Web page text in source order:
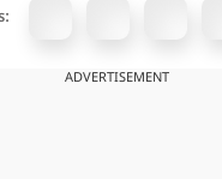
ADVERTISEMENT